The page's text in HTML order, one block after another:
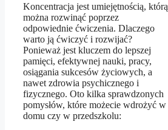
Koncentracja jest umiejętnością, którą
można rozwinąć poprzez
odpowiednie ćwiczenia. Dlaczego
warto ją ćwiczyć i rozwijać?
Ponieważ jest kluczem do lepszej
pamięci, efektywnej nauki, pracy,
osiągania sukcesów życiowych, a
nawet zdrowia psychicznego i
fizycznego. Oto kilka sprawdzonych
pomysłów, które możecie wdrożyć w
domu czy w przedszkolu: